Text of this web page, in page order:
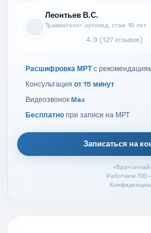
Леонтьев В.С.
Травматолог-ортопед, стаж 18 лет
4.9 (127 отзывов)
Расшифровка МРТс
Консультация от 15 минут
Видеозвонок Max
Бесплатно при записи на МРТ
Записаться на
Врач
Работаем 7:00